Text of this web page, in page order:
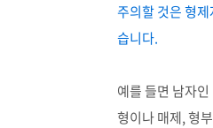
주의할 것은 형
습니다.
예를 들면 남자
형이나 매제, 형